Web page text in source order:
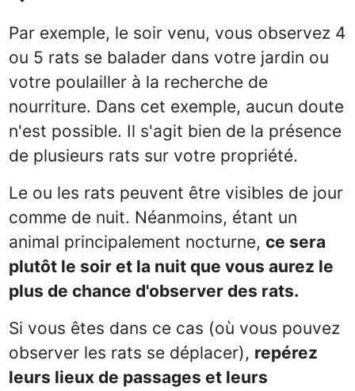
Par exemple, le soir venu, vous observez 4
ou 5 rats se balader dans votre jardin ou
votre poulailler à la recherche de
nourriture. Dans cet exemple, aucun doute
n'est possible. Il s'agit bien de la présence
de plusieurs rats sur votre propriété.
Le ou les rats peuvent être visibles de jour
comme de nuit. Néanmoins, étant un
animal principalement nocturne,ce sera
plutôt le soir et la nuit que vous aurez le
plus de chance d'observer des rats.
Si vous êtes dans ce cas (où vous pouvez
observer les rats se déplacer), repérez
leurs lieux de passages et leurs